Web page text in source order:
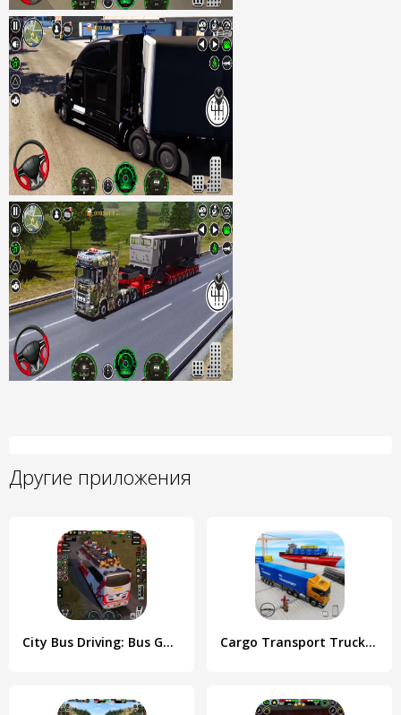
Другие приложения
City Bus Driving: Bus Games 3D Cargo Transport Truck Driving